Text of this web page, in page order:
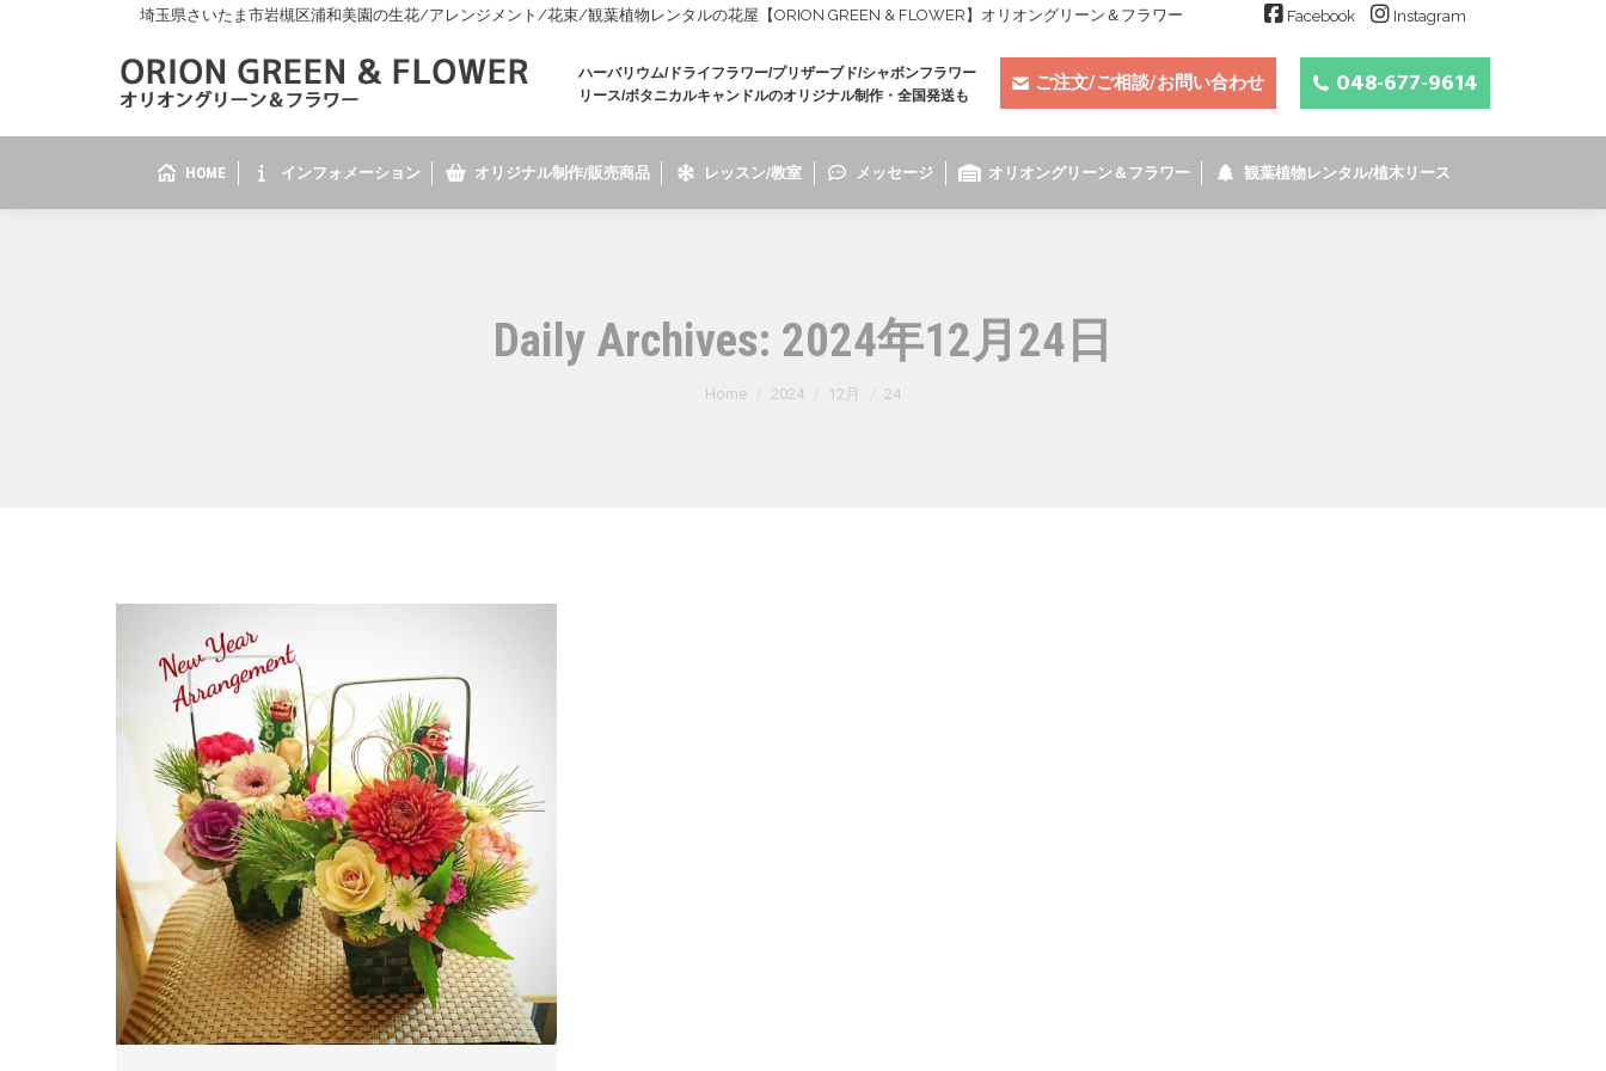
埼玉県さいたま市岩槻区浦和美園の生花/アレンジメント/花束/観葉植物レンタルの花屋【ORION GREEN & FLOWER】オリオングリーン＆フラワー Facebook Instagram
ハーバリウム/ドライフラワー/プリザーブド/シャボンフラワー
リース/ボタニカルキャンドルのオリジナル制作・全国発送も
ご注文/ご相談/お問い合わせ 048-677-9614
HOME インフォメーション オリジナル制作/販売商品 レッスン/教室 メッセージ オリオングリーン＆フラワー 観葉植物レンタル/植木リース
Daily Archives: 2024年12月24日
You are here:
Home 2024 12月 24